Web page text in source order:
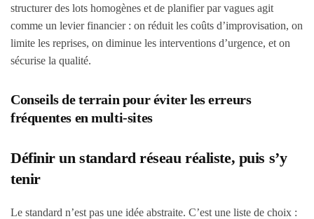
structurer des lots homogènes et de planifier par vagues agit
comme un levier financier : on réduit les coûts d’improvisation, on
limite les reprises, on diminue les interventions d’urgence, et on
sécurise la qualité.
Conseils de terrain pour éviter les erreurs
fréquentes en multi-sites
Définir un standard réseau réaliste, puis s’y
tenir
Le standard n’est pas une idée abstraite. C’est une liste de choix :